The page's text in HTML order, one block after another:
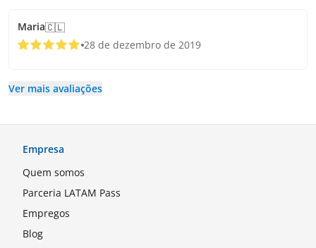
Maria🇨🇱
28 de dezembro de 2019
Ver mais avaliações
Empresa
Quem somos
Parceria LATAM Pass
Empregos
Blog